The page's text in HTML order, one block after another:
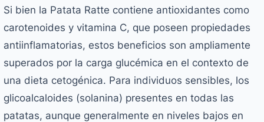
Si bien la Patata Ratte contiene antioxidantes como
carotenoides y vitamina C, que poseen propiedades
antiinflamatorias, estos beneficios son ampliamente
superados por la carga glucémica en el contexto de
una dieta cetogénica. Para individuos sensibles, los
glicoalcaloides (solanina) presentes en todas las
patatas, aunque generalmente en niveles bajos en